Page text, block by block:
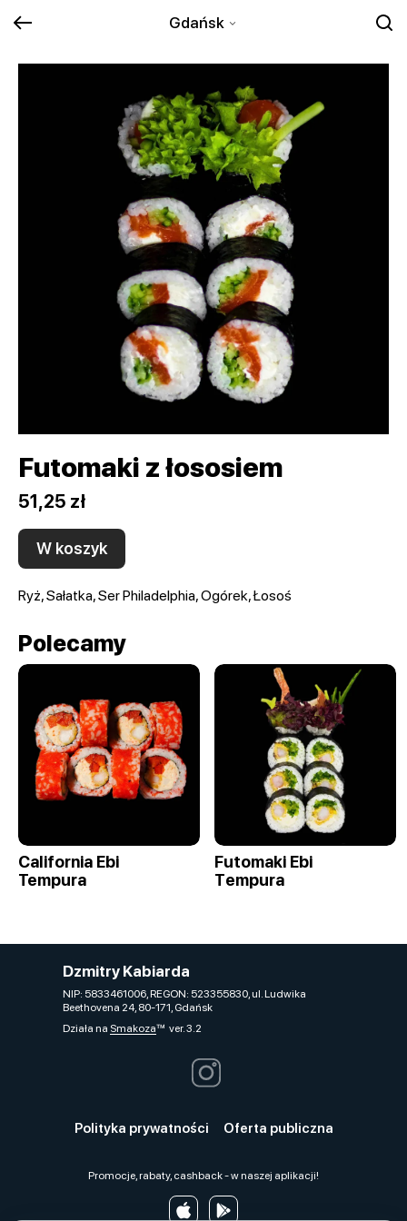
Gdańsk
Futomaki z łososiem
51,25 zł
W koszyk
Ryż, Sałatka, Ser Philadelphia, Ogórek, Łosoś
Polecamy
California Ebi
Tempura
Futomaki Ebi
Tеmpura
Dzmitry Kabiarda
NIP: 5833461006, REGON: 523355830, ul. Ludwika
Beethovena 24, 80-171, Gdańsk
Działa na Smakozaver. 3.2
Polityka prywatności Oferta publiczna
Promocje, rabaty, cashback - w naszej aplikacji!